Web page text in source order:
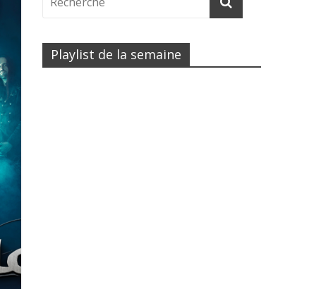
Playlist de la semaine